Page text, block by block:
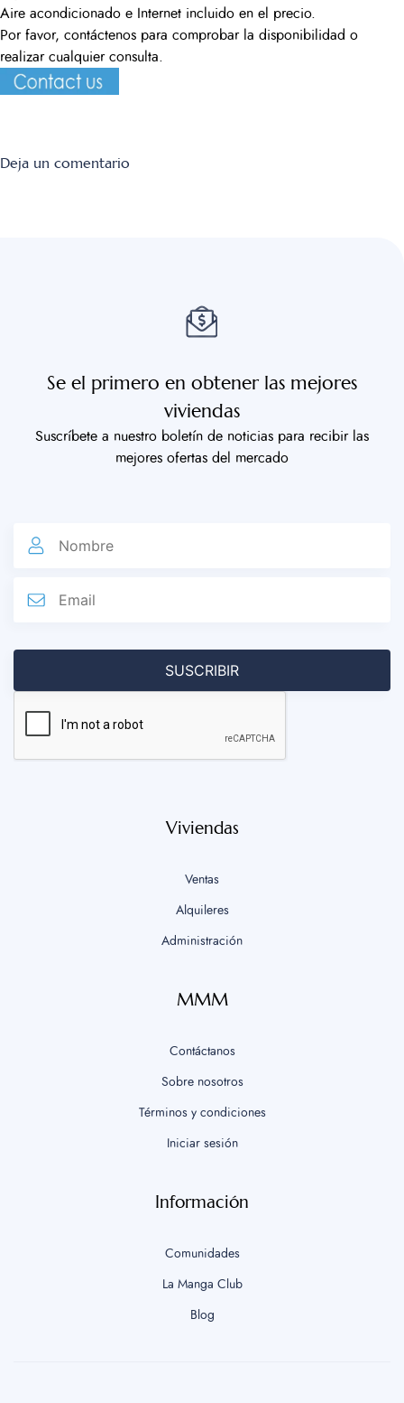
Aire acondicionado e Internet incluido en el precio.
Por favor, contáctenos para comprobar la disponibilidad o
realizar cualquier consulta.
Deja un comentario
Se el primero en obtener las mejores
viviendas
Suscríbete a nuestro boletín de noticias para recibir las
mejores ofertas del mercado
Viviendas
Ventas
Alquileres
Administración
MMM
Contáctanos
Sobre nosotros
Términos y condiciones
Iniciar sesión
Información
Comunidades
La Manga Club
Blog